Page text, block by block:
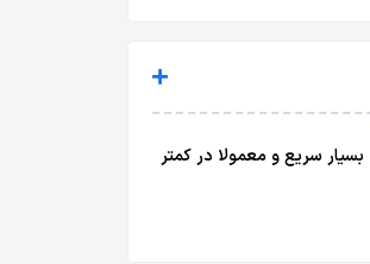
بسیار سریع و معمولا در کمتر